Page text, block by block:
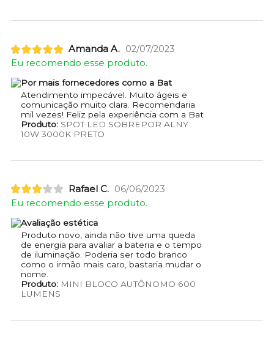
Amanda A. 02/07/2023
Eu recomendo esse produto.
Por mais fornecedores como a Bat
Atendimento impecável. Muito ágeis e
comunicação muito clara. Recomendaria
mil vezes! Feliz pela experiência com a Bat
Produto:SPOT LED SOBREPOR ALNY
10W 3000K PRETO
Rafael C. 06/06/2023
Eu recomendo esse produto.
Avaliação estética
Produto novo, ainda não tive uma queda
de energia para avaliar a bateria e o tempo
de iluminação. Poderia ser todo branco
como o irmão mais caro, bastaria mudar o
nome.
Produto:MINI BLOCO AUTÔNOMO 600
LUMENS